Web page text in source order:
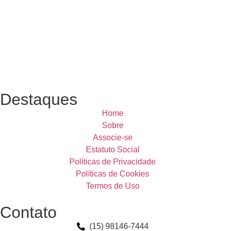
Destaques
Home
Sobre
Associe-se
Estatuto Social
Políticas de Privacidade
Políticas de Cookies
Termos de Uso
Contato
(15) 98146-7444